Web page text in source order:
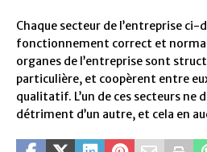
Chaque secteur de l’entreprise ci-
fonctionnement correct et
organes de l’entreprise sont
particulière, et coopèrent entre
qualitatif. L’un de ces secteurs ne
détriment d’un autre, et cela en